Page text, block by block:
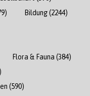
Bildung(2244)
Flora & Fauna (384)
(590)